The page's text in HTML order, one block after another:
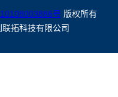
号 版权所有
拓科技有限公司